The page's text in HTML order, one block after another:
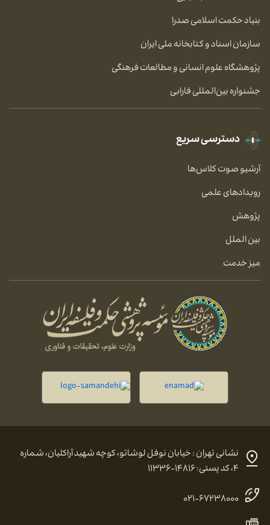
بنیاد حکمت اسلامی صدرا
سازمان اسناد و کتابخانه ملی ایران
پژوهشگاه علوم انسانی و مطالعات فرهنگی
جشنواره بین‌المللی فارابی
دسترسی سریع
آرشیو صوت کلاس‌ها
رویدادهای علمی
پژوهش
بین الملل
میز خدمت
نشانی تهران : خیابان نوفل لوشاتو، کوچه شهید آراکلیان، شماره
۴، کد پستی: ۱۴۸۱۶-۱۱۳۳۶
۰۲۱-۶۷۲۳۸۰۰۰